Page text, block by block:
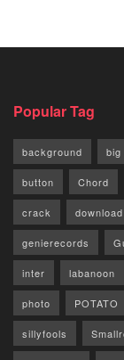
Popular Tag
background big
button Chord
crack download
genierecords
inter labanoon
photo POTATO
sillyfools